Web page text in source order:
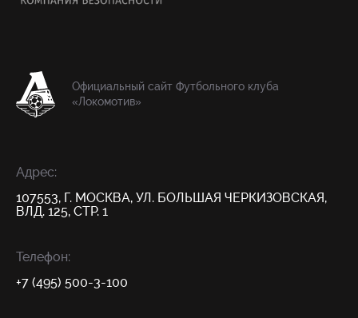
Официальный сайт Футбольного клуба
«Локомотив»
Адрес:
107553, Г. МОСКВА, УЛ. БОЛЬШАЯ ЧЕРКИЗОВСКАЯ,
ВЛД. 125, СТР. 1
Телефон:
+7 (495) 500-3-100